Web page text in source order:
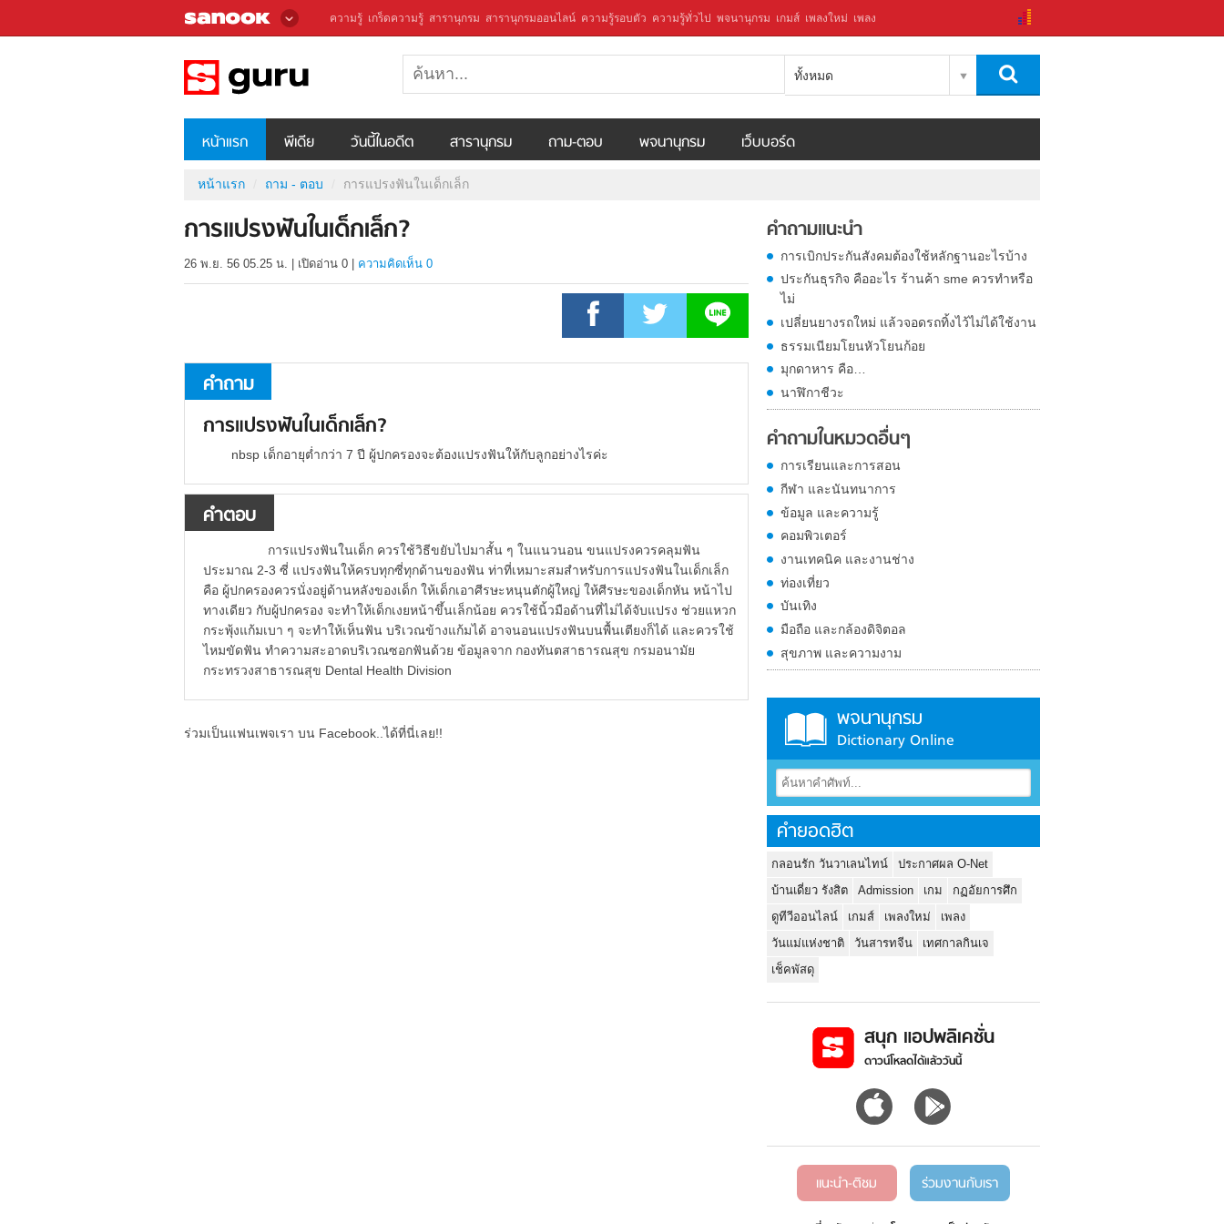
ความรู้ เกร็ดความรู้ สารานุกรม สารานุกรมออนไลน์ ความรู้รอบตัว ความรู้ทั่วไป พจนานุกรม เกมส์ เพลงใหม่ เพลง
ทั้งหมด
หน้าแรก พีเดีย วันนี้ในอดีต สารานุกรม ถาม-ตอบ พจนานุกรม เว็บบอร์ด
หน้าแรก ถาม - ตอบ การแปรงฟันในเด็กเล็ก
การแปรงฟันในเด็กเล็ก?
26 พ.ย. 56 05.25 น. เปิดอ่าน 0 ความคิดเห็น 0
คำถาม
การแปรงฟันในเด็กเล็ก?
nbsp เด็กอายุต่ำกว่า 7 ปี ผู้ปกครองจะต้องแปรงฟันให้กับลูกอย่างไรค่ะ
คำตอบ
การแปรงฟันในเด็ก ควรใช้วิธีขยับไปมาสั้น ๆ ในแนวนอน ขนแปรงควรคลุมฟัน
ประมาณ 2-3 ซี่ แปรงฟันให้ครบทุกซี่ทุกด้านของฟัน ท่าที่เหมาะสมสำหรับการแปรงฟันในเด็กเล็ก
คือ ผู้ปกครองควรนั่งอยู่ด้านหลังของเด็ก ให้เด็กเอาศีรษะหนุนตักผู้ใหญ่ ให้ศีรษะของเด็กหัน หน้าไป
ทางเดียว กับผู้ปกครอง จะทำให้เด็กเงยหน้าขึ้นเล็กน้อย ควรใช้นิ้วมือด้านที่ไม่ได้จับแปรง ช่วยแหวก
กระพุ้งแก้มเบา ๆ จะทำให้เห็นฟัน บริเวณข้างแก้มได้ อาจนอนแปรงฟันบนพื้นเตียงก็ได้ และควรใช้
ไหมขัดฟัน ทำความสะอาดบริเวณซอกฟันด้วย ข้อมูลจาก กองทันตสาธารณสุข กรมอนามัย
กระทรวงสาธารณสุข Dental Health Division
ร่วมเป็นแฟนเพจเรา บน Facebook..ได้ที่นี่เลย!!
คำถามแนะนำ
การเบิกประกันสังคมต้องใช้หลักฐานอะไรบ้าง
ประกันธุรกิจ คืออะไร ร้านค้า sme ควรทำหรือ
ไม่
เปลี่ยนยางรถใหม่ แล้วจอดรถทิ้งไว้ไม่ได้ใช้งาน
ธรรมเนียมโยนหัวโยนก้อย
มุกดาหาร คือ…
นาฬิกาชีวะ
คำถามในหมวดอื่นๆ
การเรียนและการสอน
กีฬา และนันทนาการ
ข้อมูล และความรู้
คอมพิวเตอร์
งานเทคนิค และงานช่าง
ท่องเที่ยว
บันเทิง
มือถือ และกล้องดิจิตอล
สุขภาพ และความงาม
พจนานุกรม
Dictionary Online
คำยอดฮิต
กลอนรัก วันวาเลนไทน์
ประกาศผล O-Net
บ้านเดี่ยว รังสิต
Admission เกม
กฏอัยการศึก
ดูทีวีออนไลน์
เกมส์ เพลงใหม่
เพลง
วันแม่แห่งชาติ
วันสารทจีน
เทศกาลกินเจ
เช็คพัสดุ
สนุก แอปพลิเคชั่น
ดาวน์โหลดได้แล้ววันนี้
แนะนำ-ติชม ร่วมงานกับเรา